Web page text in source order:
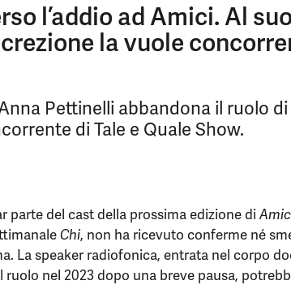
l’addio ad Amici. Al
la vuole
Pettinelli abbandona il ruolo
di Tale e Quale Show.
parte del cast della prossima edizione di
Chi, non ha ricevuto conferme né
La speaker radiofonica, entrata nel corpo
nel 2023 dopo una breve pausa,